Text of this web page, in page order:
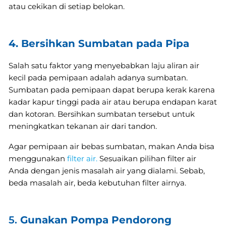
atau cekikan di setiap belokan.
4. Bersihkan Sumbatan pada Pipa
Salah satu faktor yang menyebabkan laju aliran air
kecil pada pemipaan adalah adanya sumbatan.
Sumbatan pada pemipaan dapat berupa kerak karena
kadar kapur tinggi pada air atau berupa endapan karat
dan kotoran. Bersihkan sumbatan tersebut untuk
meningkatkan tekanan air dari tandon.
Agar pemipaan air bebas sumbatan, makan Anda bisa
menggunakan filter air. Sesuaikan pilihan filter air
Anda dengan jenis masalah air yang dialami. Sebab,
beda masalah air, beda kebutuhan filter airnya.
5. Gunakan Pompa Pendorong